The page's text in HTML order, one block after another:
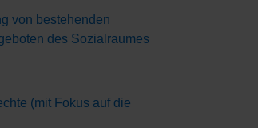
von bestehenden
des Sozialraumes
(mit Fokus auf die